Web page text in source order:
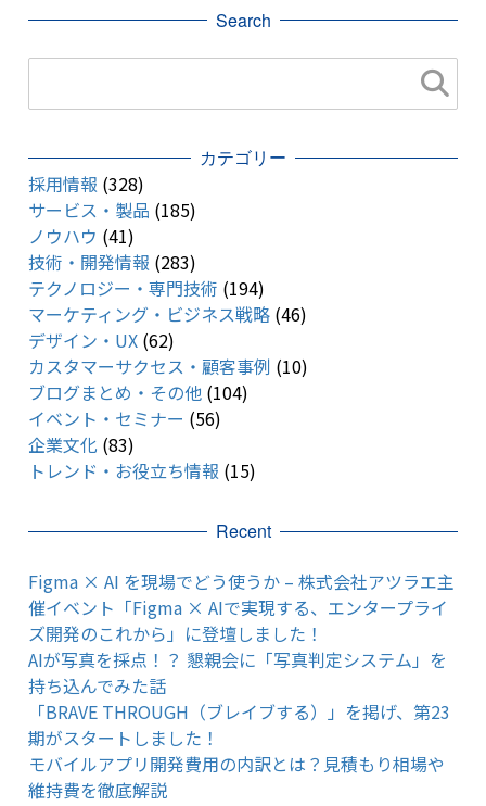
Search
カテゴリー
採用情報 (328)
サービス・製品 (185)
ノウハウ (41)
技術・開発情報 (283)
テクノロジー・専門技術 (194)
マーケティング・ビジネス戦略(46)
デザイン・UX(62)
カスタマーサクセス・顧客事例 (10)
ブログまとめ・その他(104)
イベント・セミナー (56)
企業文化 (83)
トレンド・お役立ち情報 (15)
Recent
Figma × AI を現場でどう使うか – 株式会社アツラエ主
催イベント「Figma × AIで実現する、エンタープライ
ズ開発のこれから」に登壇しました！
AIが写真を採点！？ 懇親会に「写真判定システム」を
持ち込んでみた話
「BRAVE THROUGH（ブレイブする）」を掲げ、第23
期がスタートしました！
モバイルアプリ開発費用の内訳とは？見積もり相場や
維持費を徹底解説